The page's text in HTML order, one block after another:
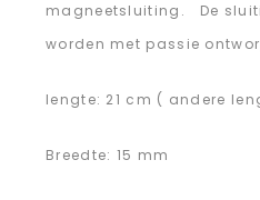
magneetsluiting. De
worden met passie
lengte: 21 cm ( andere
Breedte: 15 mm